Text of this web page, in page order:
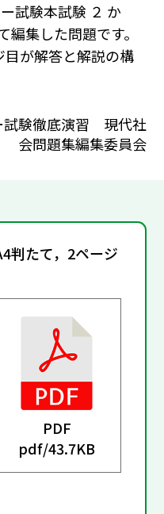
試験本試験 ２ か
集した問題です。
目が解答と解説の構
験徹底演習 現代社
会問題集編集委員会
判たて，2ページ
PDF
pdf/43.7KB